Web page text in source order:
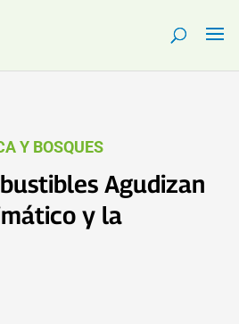
Y BOSQUES
Agudizan
y la